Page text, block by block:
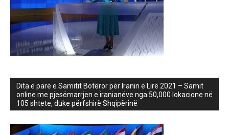
Dita e parë e Samitit Botëror për Iranin e Lirë 2021 – Samit
online me pjesëmarrjen e iranianëve nga 50,000 lokacione në
105 shtete, duke përfshirë Shqipërinë